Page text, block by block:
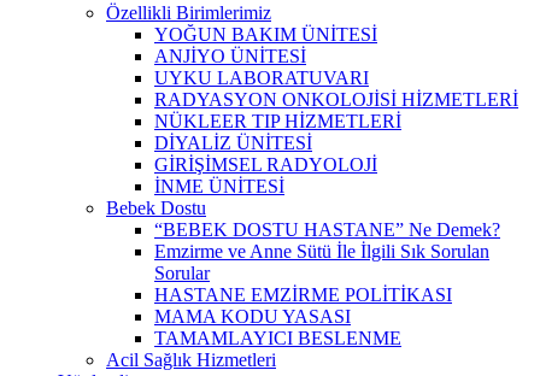
Özellikli Birimlerimiz
YOĞUN BAKIM ÜNİTESİ
ANJİYO ÜNİTESİ
UYKU LABORATUVARI
RADYASYON ONKOLOJİSİ HİZMETLERİ
NÜKLEER TIP HİZMETLERİ
DİYALİZ ÜNİTESİ
GİRİŞİMSEL RADYOLOJİ
İNME ÜNİTESİ
Bebek Dostu
“BEBEK DOSTU HASTANE” Ne Demek?
Emzirme ve Anne Sütü İle İlgili Sık Sorulan
Sorular
HASTANE EMZİRME POLİTİKASI
MAMA KODU YASASI
TAMAMLAYICI BESLENME
Acil Sağlık Hizmetleri